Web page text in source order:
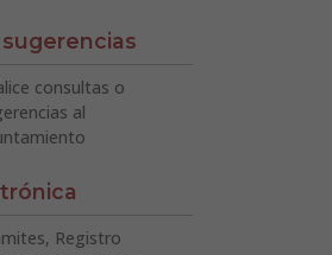
consultas o
al
Registro